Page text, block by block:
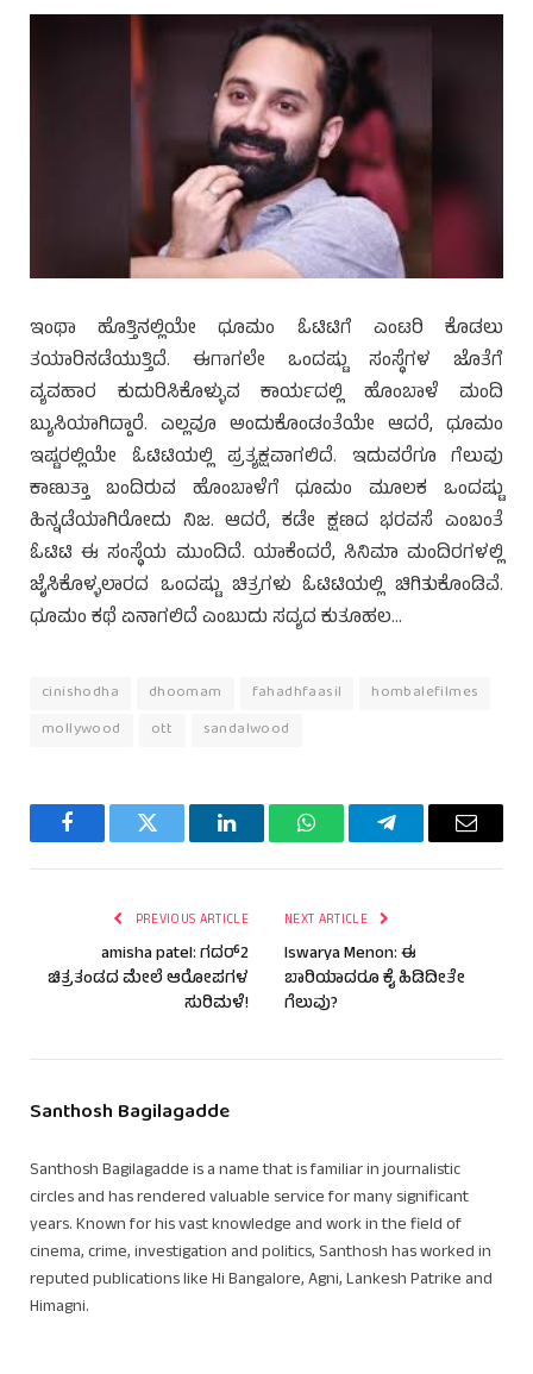
ಇಂಥಾ ಹೊತ್ತಿನಲ್ಲಿಯೇ ಧೂಮಂ ಓಟಿಟಿಗೆ ಎಂಟರಿ ಕೊಡಲು
ತಯಾರಿನಡೆಯುತ್ತಿದೆ. ಈಗಾಗಲೇ ಒಂದಷ್ಟು ಸಂಸ್ಥೆಗಳ ಜೊತೆಗೆ
ವ್ಯವಹಾರ ಕುದುರಿಸಿಕೊಳ್ಳುವ ಕಾರ್ಯದಲ್ಲಿ ಹೊಂಬಾಳೆ ಮಂದಿ
ಬ್ಯುಸಿಯಾಗಿದ್ದಾರೆ. ಎಲ್ಲವೂ ಅಂದುಕೊಂಡಂತೆಯೇ ಆದರೆ, ಧೂಮಂ
ಇಷ್ಟರಲ್ಲಿಯೇ ಓಟಿಟಿಯಲ್ಲಿ ಪ್ರತ್ಯಕ್ಷವಾಗಲಿದೆ. ಇದುವರೆಗೂ ಗೆಲುವು
ಕಾಣುತ್ತಾ ಬಂದಿರುವ ಹೊಂಬಾಳೆಗೆ ಧೂಮಂ ಮೂಲಕ ಒಂದಷ್ಟು
ಹಿನ್ನಡೆಯಾಗಿರೋದು ನಿಜ. ಆದರೆ, ಕಡೇ ಕ್ಷಣದ ಭರವಸೆ ಎಂಬಂತೆ
ಓಟಿಟಿ ಈ ಸಂಸ್ಥೆಯ ಮುಂದಿದೆ. ಯಾಕೆಂದರೆ, ಸಿನಿಮಾ ಮಂದಿರಗಳಲ್ಲಿ
ಜೈಸಿಕೊಳ್ಳಲಾರದ ಒಂದಷ್ಟು ಚಿತ್ರಗಳು ಓಟಿಟಿಯಲ್ಲಿ ಚಿಗಿತುಕೊಂಡಿವೆ.
ಧೂಮಂ ಕಥೆ ಏನಾಗಲಿದೆ ಎಂಬುದು ಸದ್ಯದ ಕುತೂಹಲ…
cinishodha dhoomam fahadhfaasil
hombalefilmes
mollywood
ott sandalwood
FacebookTwitter LinkedInWhatsAppTelegramEmail
PREVIOUS ARTICLE
amisha patel: ಗದರ್2
ಚಿತ್ರತಂಡದ ಮೇಲೆ ಆರೋಪಗಳ
ಸುರಿಮಳೆ!
NEXT ARTICLE
Iswarya Menon: ಈ
ಬಾರಿಯಾದರೂ ಕೈ ಹಿಡಿದೀತೇ
ಗೆಲುವು?
Santhosh Bagilagadde
Santhosh Bagilagadde is a name that is familiar in journalistic
circles and has rendered valuable service for many significant
years. Known for his vast knowledge and work in the field of
cinema, crime, investigation and politics, Santhosh has worked in
reputed publications like Hi Bangalore, Agni, Lankesh Patrike and
Himagni.